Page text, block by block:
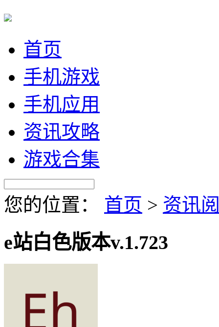
首页
手机游戏
手机应用
资讯攻略
游戏合集
您的位置： 首页 > 资讯
e站白色版本v.1.723